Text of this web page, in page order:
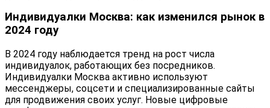
Индивидуалки Москва: как изменился рынок в
2024 году
В 2024 году наблюдается тренд на рост числа
индивидуалок, работающих без посредников.
Индивидуалки Москва активно используют
мессенджеры, соцсети и специализированные сайты
для продвижения своих услуг. Новые цифровые